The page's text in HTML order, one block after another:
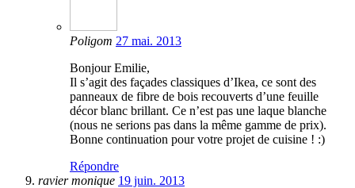
Poligom 27 mai. 2013
Bonjour Emilie,
Il s’agit des façades classiques d’Ikea, ce sont des
panneaux de fibre de bois recouverts d’une feuille
décor blanc brillant. Ce n’est pas une laque blanche
(nous ne serions pas dans la même gamme de prix).
Bonne continuation pour votre projet de cuisine ! :)
Répondre
ravier monique 19 juin. 2013